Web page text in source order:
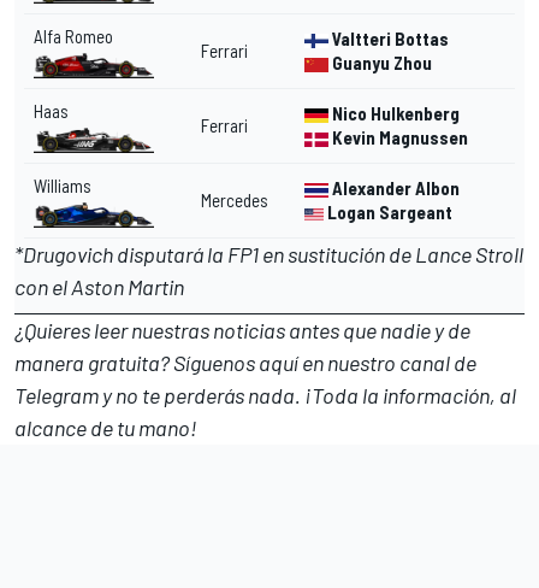
Alfa Romeo
Ferrari
Valtteri Bottas
Guanyu Zhou
Haas
Ferrari
Nico Hulkenberg
Kevin Magnussen
Williams
Mercedes
Alexander Albon
Logan Sargeant
*Drugovich disputará la FP1 en sustitución de Lance Stroll
con el Aston Martin
¿Quieres leer nuestras noticias antes que nadie y de
manera gratuita? Síguenosaquí en nuestro canal de
Telegramy no te perderás nada. ¡Toda la información, al
alcance de tu mano!